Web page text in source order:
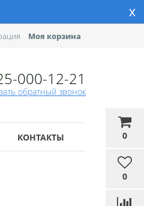
x
0
0
Моя корзина
000-12-21
обратный звонок
КОНТАКТЫ